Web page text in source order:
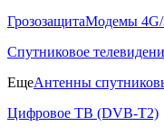
ГрозозащитаМодемы 4G/
Спутниковое
ЕщеАнтенны
Цифровое ТВ (DVB-T2)